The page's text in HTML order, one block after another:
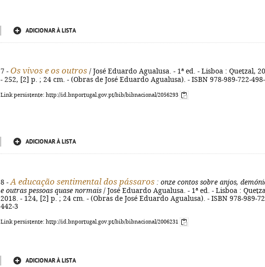
ADICIONAR À LISTA
7 - Os vivos e os outros / José Eduardo Agualusa. - 1ª ed. - Lisboa : Quetzal,
- 252, [2] p. ; 24 cm. - (Obras de José Eduardo Agualusa). - ISBN 978-989-722-
Link persistente: http://id.bnportugal.gov.pt/bib/bibnacional/2056293
ADICIONAR À LISTA
8 - A educação sentimental dos pássaros : onze contos sobre anjos,
e outras pessoas quase normais / José Eduardo Agualusa. - 1ª ed. - Lisboa :
2018. - 124, [2] p. ; 24 cm. - (Obras de José Eduardo Agualusa). - ISBN 978-989-
442-3
Link persistente: http://id.bnportugal.gov.pt/bib/bibnacional/2006231
ADICIONAR À LISTA